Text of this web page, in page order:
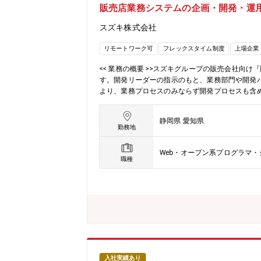
販売店業務システムの企画・開発・
スズキ株式会社
リモートワーク可 フレックスタイム制度 上場企業
<< 業務の概要 >>スズキグループの販売会社向け
す。開発リーダーの指示のもと、業務部門や開
より、業務プロセスのみならず開発プロセスも
に形にしていける仲間を募集しています。<< 入
て、開発リーダーの方針のもと、 要件定義の
実務を担当。（開発はパートナー企業にて実施
不具合修正、回答作成、ナレッジ更新）③ 運用
（AI活用施策の実装・運用を含む）<< 採用背景
対してもビジネスの要求にこたえる迅速な開発
様々な部門と協力しながら、お客様目線である
形で、デジタル上で提供し続ける本業務はお客
う、以下の教育体制とフォロー体制を整えて
勤務地
静岡県 愛知県
職種
Web・オープン系プログラマ
入社実績あり